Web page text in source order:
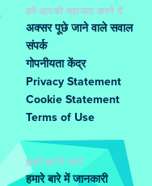
हमें आपकी सहायता करने दें
अक्सर पूछे जाने वाले सवाल
संपर्क
गोपनीयता केंद्र
Privacy Statement
Cookie Statement
Terms of Use
हमारे बारे में जानें
हमारे बारे में जानकारी